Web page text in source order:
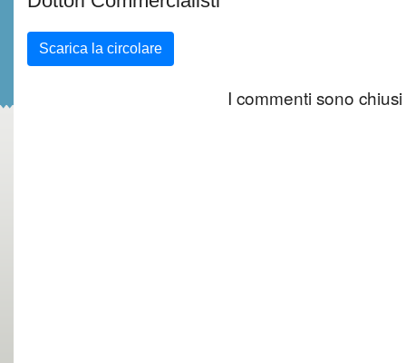
Scarica la circolare
I commenti sono chiusi